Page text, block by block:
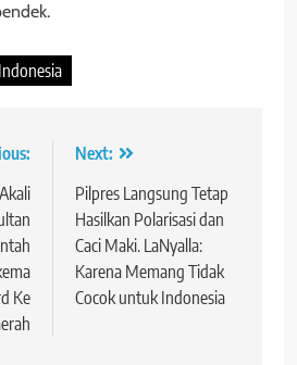
Indonesia
Ke
Next:
Pilpres Langsung Tetap
Hasilkan Polarisasi dan
Caci Maki. LaNyalla:
Karena Memang Tidak
Cocok untuk Indonesia